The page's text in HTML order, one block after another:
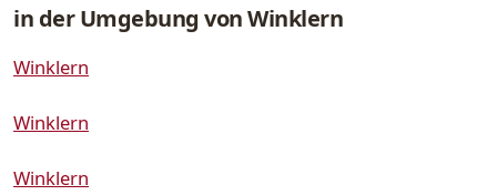
in der Umgebung von Winklern
Winklern
Winklern
Winklern